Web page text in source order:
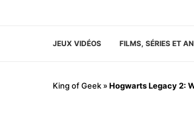
JEUX VIDÉOS FILMS, SÉRIES ET
King of Geek »Hogwarts Legacy 2: